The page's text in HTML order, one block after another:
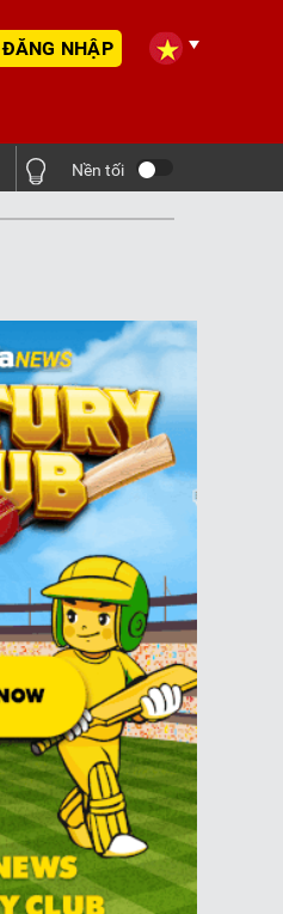
ĐĂNG NHẬP
Nền tối